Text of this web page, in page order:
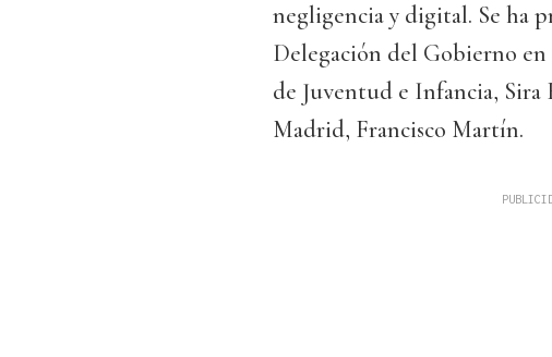
negligencia y digital. Se ha
Delegación del Gobierno
de Juventud e Infancia,
Madrid, Francisco Martín.